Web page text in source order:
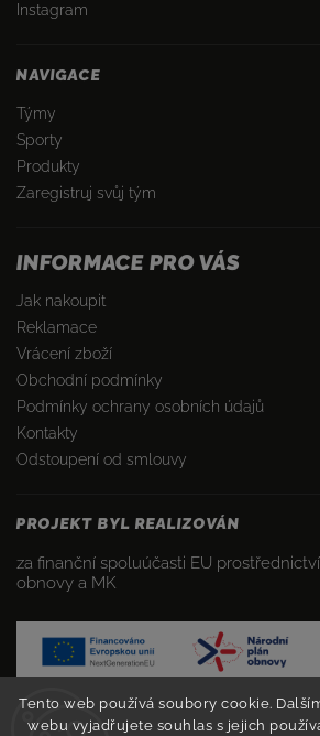
Tento web používá soubory cookie.
webu vyjadřujete souhlas s jejich
Instagram
NAVIGACE
Týmy
Sporty
Produkty
Zaregistruj svůj tým
INFORMACE PRO VÁS
Jak nakoupit
Reklamace
Vrácení zboží
Obchodní podmínky
Podmínky ochrany osobních údajů
Kontakty
Odstoupení od smlouvy
PROJEKT BYL REALIZOVÁN
za finanční spoluúčasti EU
obnovy a MK